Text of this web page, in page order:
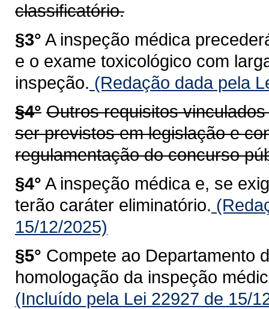
classificatório.
§3° A inspeção médica
e o exame toxicológico com
inspeção. (Redação dada pela
§4° Outros requisitos
ser previstos em legislação e
regulamentação do concurso
§4° A inspeção médica e, se
terão caráter eliminatório.
15/12/2025)
§5° Compete ao Departamento
homologação da inspeção
(Incluído pela Lei 22927 de 15/